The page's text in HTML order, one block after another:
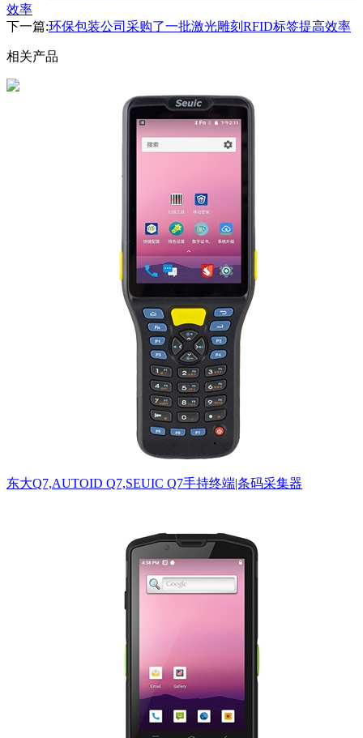
效率
下一篇:环保包装公司采购了一批激光雕刻RFID标签提高效率
相关产品
东大Q7,AUTOID Q7,SEUIC Q7手持终端|条码采集器